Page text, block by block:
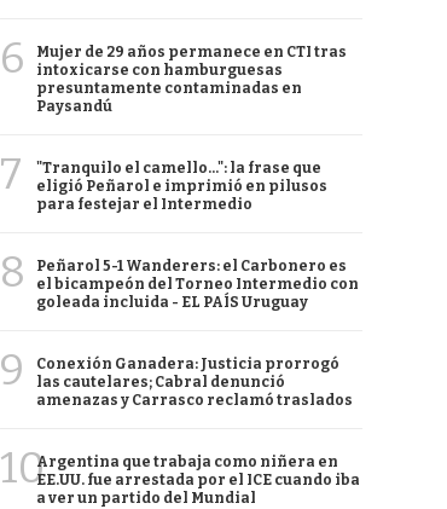
6
Mujer de 29 años permanece en CTI tras
intoxicarse con hamburguesas
presuntamente contaminadas en
Paysandú
7
"Tranquilo el camello...": la frase que
eligió Peñarol e imprimió en pilusos
para festejar el Intermedio
8
Peñarol 5-1 Wanderers: el Carbonero es
el bicampeón del Torneo Intermedio con
goleada incluida - EL PAÍS Uruguay
9
Conexión Ganadera: Justicia prorrogó
las cautelares; Cabral denunció
amenazas y Carrasco reclamó traslados
10Argentina que trabaja como niñera en
EE.UU. fue arrestada por el ICE cuando iba
a ver un partido del Mundial